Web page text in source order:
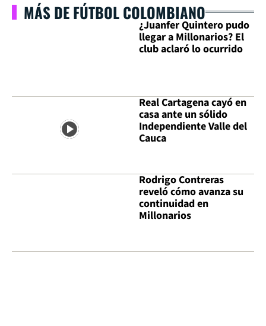
MÁS DE FÚTBOL COLOMBIANO
¿Juanfer Quintero pudo
llegar a Millonarios? El
club aclaró lo ocurrido
Real Cartagena cayó en
casa ante un sólido
Independiente Valle del
Cauca
Rodrigo Contreras
reveló cómo avanza su
continuidad en
Millonarios